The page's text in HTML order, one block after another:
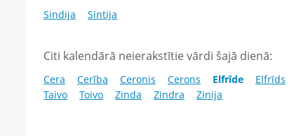
Sindija Sintija
Citi kalendārā neierakstītie vārdi šajā dienā:
Cera Cerība Ceronis Cerons Elfrīde Elfrīds
Taivo
Toivo Zinda Zindra Zinija